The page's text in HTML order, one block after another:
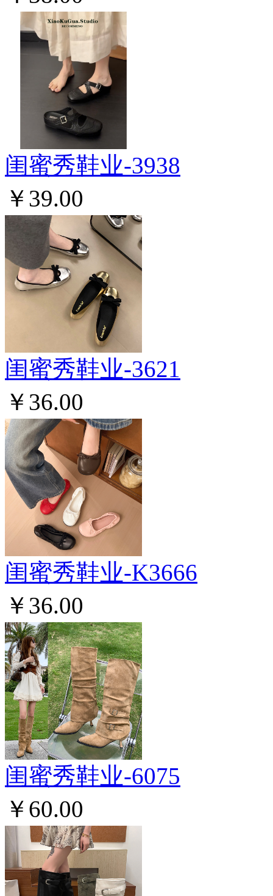
闺蜜秀鞋业-3938
￥39.00
闺蜜秀鞋业-3621
￥36.00
闺蜜秀鞋业-K3666
￥36.00
闺蜜秀鞋业-6075
￥60.00